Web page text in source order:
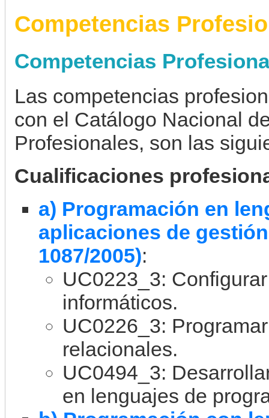
Competencias
Competencias
Las competencias
con el Catálogo Nacional
Profesionales, son las
Cualificaciones
a) Programación en
aplicaciones de gestión
1087/2005):
UC0223_3:
informáticos.
UC0226_3:
relacionales.
UC0494_3:
en lenguajes de